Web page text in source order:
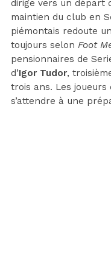
dirige vers un départ
maintien du club en
piémontais redoute un
toujours selon Foot
pensionnaires de
d’Igor Tudor,
trois ans. Les joueurs
s’attendre à une